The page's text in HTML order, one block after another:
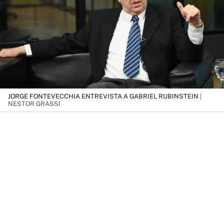
JORGE FONTEVECCHIA ENTREVISTA A GABRIEL RUBINSTEIN |
NESTOR GRASSI